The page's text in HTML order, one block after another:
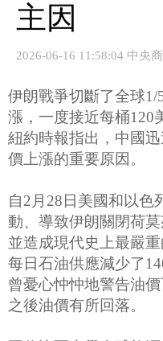
主因
2026-06-16 11:58:04 中央
伊朗戰爭切斷了全球
漲，一度接近每桶120
紐約時報指出，中國
價上漲的重要原因。
自2月28日美國和以色
動、導致伊朗關閉荷莫
並造成現代史上最嚴
每日石油供應減少了
曾憂心忡忡地警告油
之後油價有所回落。